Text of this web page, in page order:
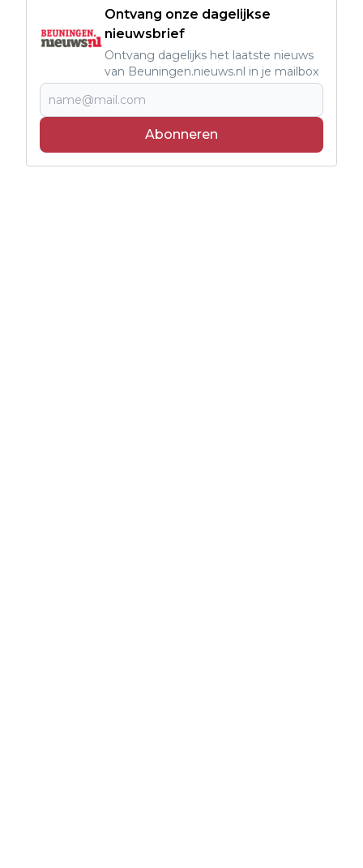
Ontvang onze dagelijkse
nieuwsbrief
Ontvang dagelijks het laatste nieuws
van Beuningen.nieuws.nl in je mailbox
Abonneren